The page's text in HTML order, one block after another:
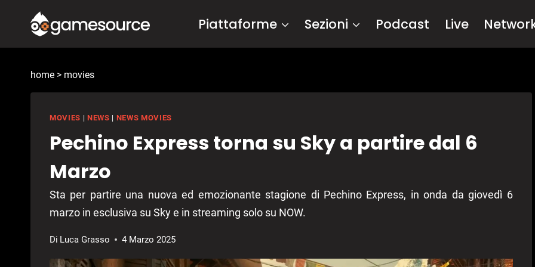
contenuto
Piattaforme Sezioni Podcast Live
home > movies
MOVIES | NEWS | NEWS MOVIES
Pechino Express torna su Sky a partire dal 6
Marzo
Sta per partire una nuova ed emozionante stagione di Pechino Express, in onda da giovedì 6
marzo in esclusiva su Sky e in streaming solo su NOW.
Di Luca Grasso 4 Marzo 2025